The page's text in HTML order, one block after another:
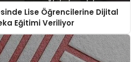
Lise Öğrencilerine Dijital
Eğitimi Veriliyor